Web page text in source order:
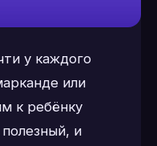
у каждого
или
к ребёнку
и